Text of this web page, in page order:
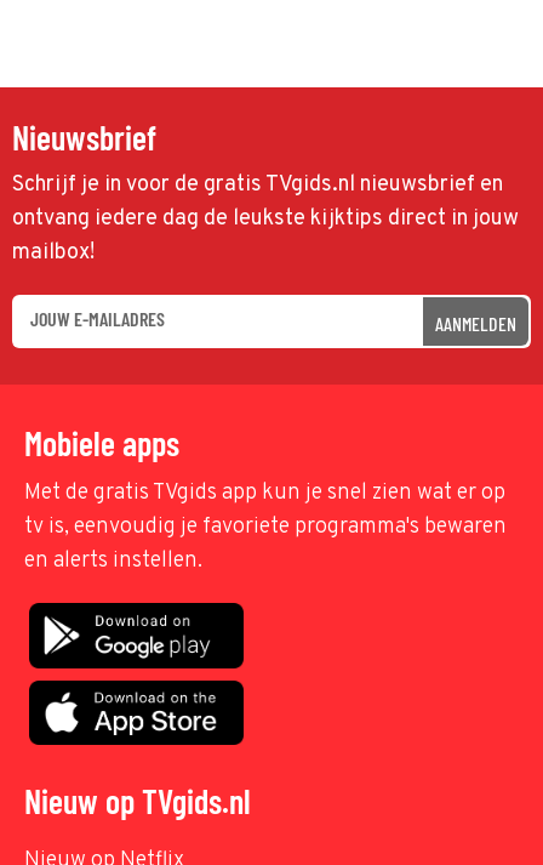
Nieuwsbrief
Schrijf je in voor de gratis TVgids.nl nieuwsbrief en
ontvang iedere dag de leukste kijktips direct in jouw
mailbox!
AANMELDEN
Mobiele apps
Met de gratis TVgids app kun je snel zien wat er op
tv is, eenvoudig je favoriete programma's bewaren
en alerts instellen.
Nieuw op TVgids.nl